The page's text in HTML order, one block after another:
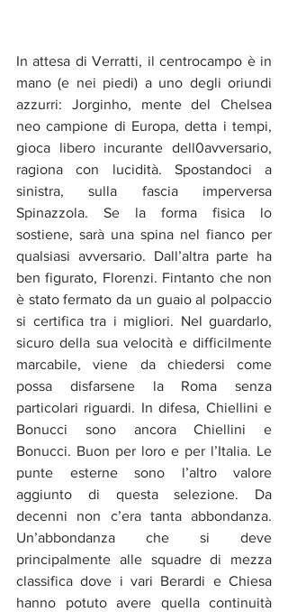
In attesa di Verratti, il centrocampo è in
mano (e nei piedi) a uno degli oriundi
azzurri: Jorginho, mente del Chelsea
neo campione di Europa, detta i tempi,
gioca libero incurante dell0avversario,
ragiona con lucidità. Spostandoci a
sinistra, sulla fascia imperversa
Spinazzola. Se la forma fisica lo
sostiene, sarà una spina nel fianco per
qualsiasi avversario. Dall’altra parte ha
ben figurato, Florenzi. Fintanto che non
è stato fermato da un guaio al polpaccio
si certifica tra i migliori. Nel guardarlo,
sicuro della sua velocità e difficilmente
marcabile, viene da chiedersi come
possa disfarsene la Roma senza
particolari riguardi. In difesa, Chiellini e
Bonucci sono ancora Chiellini e
Bonucci. Buon per loro e per l’Italia. Le
punte esterne sono l’altro valore
aggiunto di questa selezione. Da
decenni non c’era tanta abbondanza.
Un’abbondanza che si deve
principalmente alle squadre di mezza
classifica dove i vari Berardi e Chiesa
hanno potuto avere quella continuità